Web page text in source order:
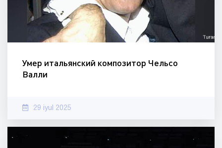
Умер итальянский композитор Чельсо
Валли
29 iyul 2025